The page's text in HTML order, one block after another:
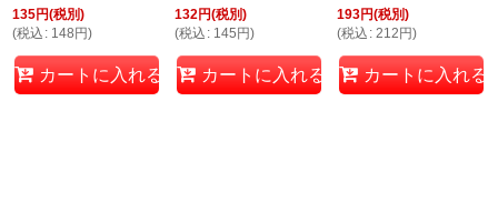
135円(税別)
(税込 : 148 円)
カートに入れる
132円(税別)
(税込 : 145 円)
カートに入れる
193円(税別)
(税込 : 212 円)
カートに入れる